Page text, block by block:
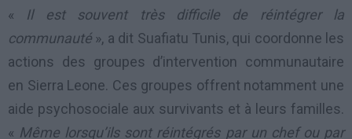
« Il est souvent très difficile de réintégrer la
communauté », a dit Suafiatu Tunis, qui coordonne les
actions des groupes d’intervention communautaire
en Sierra Leone. Ces groupes offrent notamment une
aide psychosociale aux survivants et à leurs familles.
« Même lorsqu’ils sont réintégrés par un chef ou par